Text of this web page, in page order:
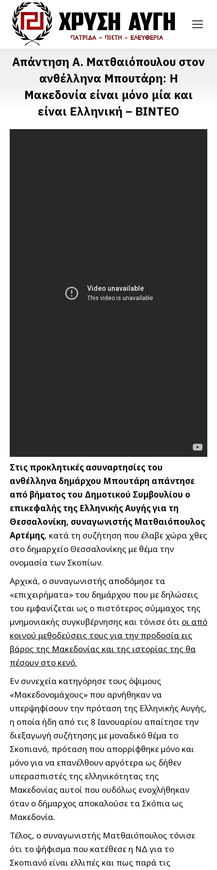
Απάντηση Α. Ματθαιόπουλου στον
ανθέλληνα Μπουτάρη: Η
Μακεδονία είναι μόνο μία και
είναι Ελληνική – ΒΙΝΤΕΟ
Στις προκλητικές ασυναρτησίες του
ανθέλληνα δημάρχου Μπουτάρη απάντησε
από βήματος του Δημοτικού Συμβουλίου ο
επικεφαλής της Ελληνικής Αυγής για τη
Θεσσαλονίκη, συναγωνιστής Ματθαιόπουλος
Αρτέμης, κατά τη συζήτηση που έλαβε χώρα χθες
στο δημαρχείο Θεσσαλονίκης με θέμα την
ονομασία των Σκοπίων.
Αρχικά, ο συναγωνιστής αποδόμησε τα
«επιχειρήματα» του δημάρχου που με δηλώσεις
του εμφανίζεται ως ο πιστότερος σύμμαχος της
μνημονιακής συγκυβέρνησης και τόνισε ότι οι από
κοινού μεθοδεύσεις τους για την προδοσία εις
βάρος της Μακεδονίας και της ιστορίας της θα
πέσουν στο κενό.
Εν συνεχεία κατηγόρησε τους όψιμους
«Μακεδονομάχους» που αρνήθηκαν να
υπερψηφίσουν την πρόταση της Ελληνικής Αυγής,
η οποία ήδη από τις 8 Ιανουαρίου απαίτησε την
διεξαγωγή συζήτησης με μοναδικό θέμα το
Σκοπιανό, πρόταση που απορρίφθηκε μόνο και
μόνο για να επανέλθουν αργότερα ως δήθεν
υπερασπιστές της ελληνικότητας της
Μακεδονίας αυτοί που ουδόλως ενοχλήθηκαν
όταν ο δήμαρχος αποκαλούσε τα Σκόπια ως
Μακεδονία.
Τέλος, ο συναγωνιστής Ματθαιόπουλος τόνισε
ότι το ψήφισμα που κατέθεσε η ΝΔ για το
Σκοπιανό είναι ελλιπές και πως παρά τις